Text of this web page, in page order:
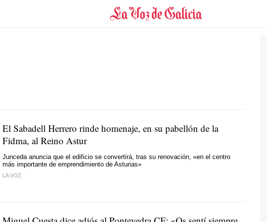
El Sabadell Herrero rinde homenaje, en su pabellón de la
Fidma, al Reino Astur
Junceda anuncia que el edificio se convertirá, tras su renovación, «en el centro
más importante de emprendimiento de Asturias»
LA VOZ